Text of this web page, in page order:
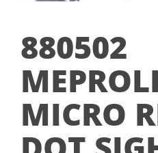
880502
MICRO